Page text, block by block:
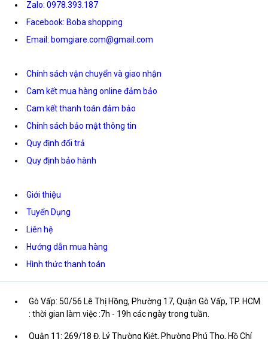
Zalo: 0978.393.187
Facebook: Boba shopping
Email: bomgiare.com@gmail.com
Chính sách vận chuyển và giao nhận
Cam kết mua hàng online đảm bảo
Cam kết thanh toán đảm bảo
Chính sách bảo mật thông tin
Quy định đổi trả
Quy định bảo hành
Giới thiệu
Tuyển Dụng
Liên hệ
Hướng dẫn mua hàng
Hình thức thanh toán
Gò Vấp: 50/56 Lê Thị Hồng, Phường 17, Quận Gò Vấp, TP. HCM
: thời gian làm việc :7h - 19h các ngày trong tuần.
Quận 11: 269/18 Đ. Lý Thường Kiệt, Phường Phú Thọ, Hồ Chí